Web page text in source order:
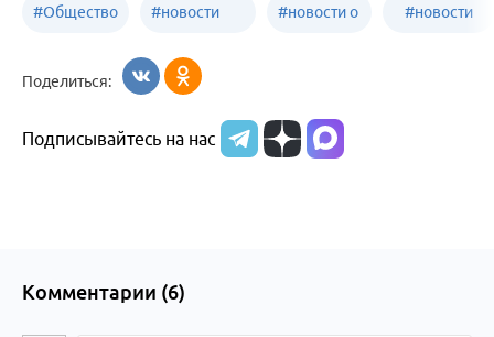
#Общество #новости
образования
#новости о
Алтайского
#новости
Поделиться:
Подписывайтесь на нас
Комментарии (6)